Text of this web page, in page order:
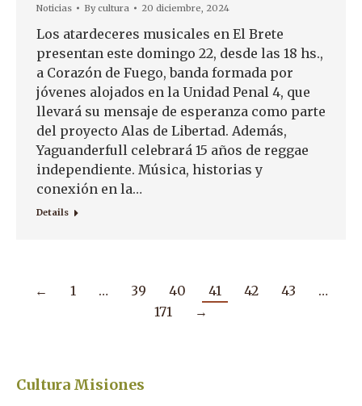
Noticias Bycultura 20 diciembre, 2024
Los atardeceres musicales en El Brete
presentan este domingo 22, desde las 18 hs.,
a Corazón de Fuego, banda formada por
jóvenes alojados en la Unidad Penal 4, que
llevará su mensaje de esperanza como parte
del proyecto Alas de Libertad. Además,
Yaguanderfull celebrará 15 años de reggae
independiente. Música, historias y
conexión en la…
Details
← 1 … 39 40 41 42 43
…
171
→
Cultura Misiones